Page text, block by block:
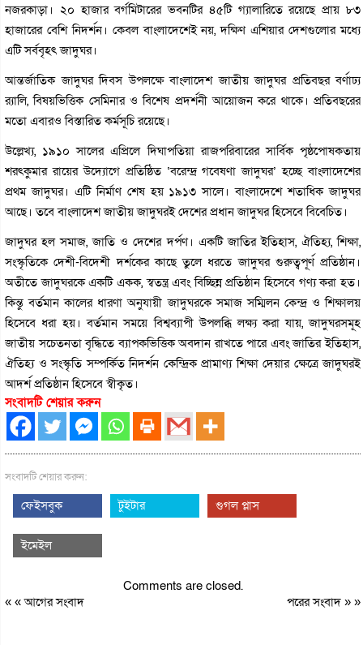
নজরকাড়া। ২০ হাজার বর্গমিটারের ভবনটির ৪৫টি গ্যালারিতে রয়েছে প্রায় ৮৩
হাজারের বেশি নিদর্শন। কেবল বাংলাদেশেই নয়, দক্ষিণ এশিয়ার দেশগুলোর মধ্যে
এটি সর্ববৃহৎ জাদুঘর।
আন্তর্জাতিক জাদুঘর দিবস উপলক্ষে বাংলাদেশ জাতীয় জাদুঘর প্রতিবছর বর্ণাঢ্য
র‌্যালি, বিষয়ভিত্তিক সেমিনার ও বিশেষ প্রদর্শনী আয়োজন করে থাকে। প্রতিবছরের
মতো এবারও বিস্তারিত কর্মসূচি রয়েছে।
উল্লেখ্য, ১৯১০ সালের এপ্রিলে দিঘাপতিয়া রাজপরিবারের সার্বিক পৃষ্ঠপোষকতায়
শরৎকুমার রায়ের উদ্যোগে প্রতিষ্ঠিত ‘বরেন্দ্র গবেষণা জাদুঘর’ হচ্ছে বাংলাদেশের
প্রথম জাদুঘর। এটি নির্মাণ শেষ হয় ১৯১৩ সালে। বাংলাদেশে শতাধিক জাদুঘর
আছে। তবে বাংলাদেশ জাতীয় জাদুঘরই দেশের প্রধান জাদুঘর হিসেবে বিবেচিত।
জাদুঘর হল সমাজ, জাতি ও দেশের দর্পণ। একটি জাতির ইতিহাস, ঐতিহ্য, শিক্ষা,
সংস্কৃতিকে দেশী-বিদেশী দর্শকের কাছে তুলে ধরতে জাদুঘর গুরুত্বপূর্ণ প্রতিষ্ঠান।
অতীতে জাদুঘরকে একটি একক, স্বতন্ত্র এবং বিচ্ছিন্ন প্রতিষ্ঠান হিসেবে গণ্য করা হত।
কিন্তু বর্তমান কালের ধারণা অনুযায়ী জাদুঘরকে সমাজ সম্মিলন কেন্দ্র ও শিক্ষালয়
হিসেবে ধরা হয়। বর্তমান সময়ে বিশ্বব্যাপী উপলব্ধি লক্ষ্য করা যায়, জাদুঘরসমূহ
জাতীয় সচেতনতা বৃদ্ধিতে ব্যাপকভিত্তিক অবদান রাখতে পারে এবং জাতির ইতিহাস,
ঐতিহ্য ও সংস্কৃতি সম্পর্কিত নিদর্শন কেন্দ্রিক প্রামাণ্য শিক্ষা দেয়ার ক্ষেত্রে জাদুঘরই
আদর্শ প্রতিষ্ঠান হিসেবে স্বীকৃত।
সংবাদটি শেয়ার করুন
সংবাদটি শেয়ার করুন:
ফেইসবুক টুইটার গুগল প্লাস
ইমেইল
Comments are closed.
« «আগের সংবাদ পরের সংবাদ» »